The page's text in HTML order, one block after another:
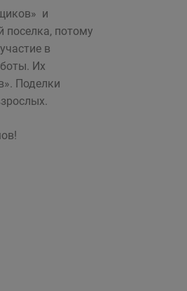
и
поселка, потому
в
Их
Поделки